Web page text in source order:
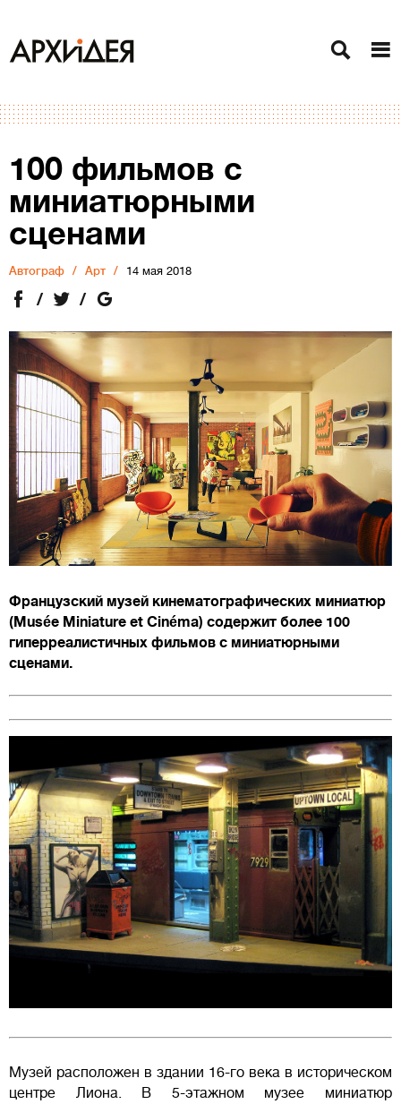
100 фильмов с
миниатюрными
сценами
Автограф Арт 14 мая 2018
Французский музей кинематографических миниатюр
(Musée Miniature et Cinéma) содержит более 100
гиперреалистичных фильмов с миниатюрными
сценами.
Музей расположен в здании 16-го века в историческом
центре Лиона. В 5-этажном музее миниатюр